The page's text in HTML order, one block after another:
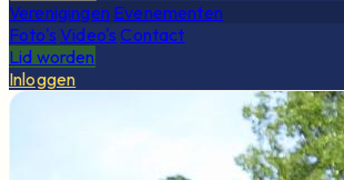
Verenigingen Evenementen
Foto's Video's Contact
Lid worden
Inloggen